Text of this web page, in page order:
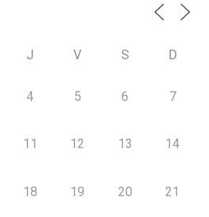
J V S D
4 5 6 7
11 12 13 14
18 19 20 21